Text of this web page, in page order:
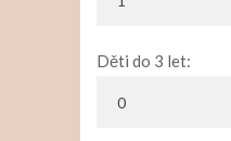
Děti do 3 let: